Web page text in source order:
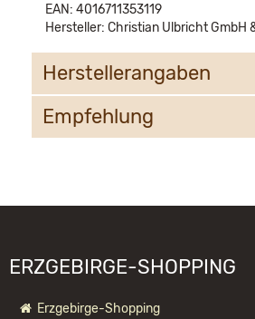
EAN: 4016711353119
Hersteller: Christian Ulbricht GmbH
Herstellerangaben
Christian Ulbricht GmbH & Co. KG
Empfehlung
ERZGEBIRGE-SHOPPING
Erzgebirge-Shopping